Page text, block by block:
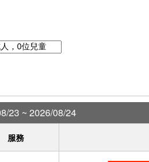
23 ~ 2026/08/24
服務